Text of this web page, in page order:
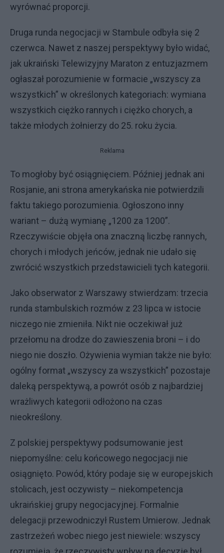
wyrównać proporcji.
Druga runda negocjacji w Stambule odbyła się 2
czerwca. Nawet z naszej perspektywy było widać,
jak ukraiński Telewizyjny Maraton z entuzjazmem
ogłaszał porozumienie w formacie „wszyscy za
wszystkich” w określonych kategoriach: wymiana
wszystkich ciężko rannych i ciężko chorych, a
także młodych żołnierzy do 25. roku życia.
Reklama
To mogłoby być osiągnięciem. Później jednak ani
Rosjanie, ani strona amerykańska nie potwierdzili
faktu takiego porozumienia. Ogłoszono inny
wariant – dużą wymianę „1200 za 1200”.
Rzeczywiście objęła ona znaczną liczbę rannych,
chorych i młodych jeńców, jednak nie udało się
zwrócić wszystkich przedstawicieli tych kategorii.
Jako obserwator z Warszawy stwierdzam: trzecia
runda stambulskich rozmów z 23 lipca w istocie
niczego nie zmieniła. Nikt nie oczekiwał już
przełomu na drodze do zawieszenia broni – i do
niego nie doszło. Ożywienia wymian także nie było:
ogólny format „wszyscy za wszystkich” pozostaje
daleką perspektywą, a powrót osób z najbardziej
wrażliwych kategorii odłożono na czas
nieokreślony.
Z polskiej perspektywy podsumowanie jest
niepomyślne: celu końcowego negocjacji nie
osiągnięto. Powód, który podaje się w europejskich
stolicach, jest oczywisty – niekompetencja
ukraińskiej grupy negocjacyjnej. Formalnie
delegacji przewodniczył Rustem Umierow. Jednak
zastrzeżeń wobec niego jest niewiele: wszyscy